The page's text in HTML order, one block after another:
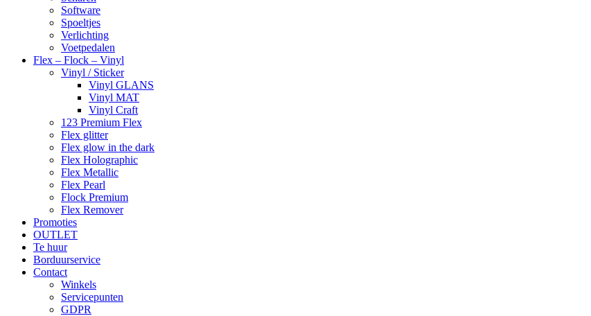
Software
Spoeltjes
Verlichting
Voetpedalen
Flex – Flock – Vinyl
Vinyl / Sticker
Vinyl GLANS
Vinyl MAT
Vinyl Craft
123 Premium Flex
Flex glitter
Flex glow in the dark
Flex Holographic
Flex Metallic
Flex Pearl
Flock Premium
Flex Remover
Promoties
OUTLET
Te huur
Borduurservice
Contact
Winkels
Servicepunten
GDPR